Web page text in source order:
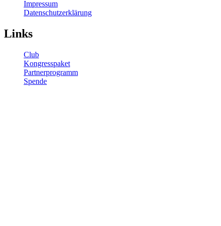
Impressum
Datenschutzerklärung
Links
Club
Kongresspaket
Partnerprogramm
Spende